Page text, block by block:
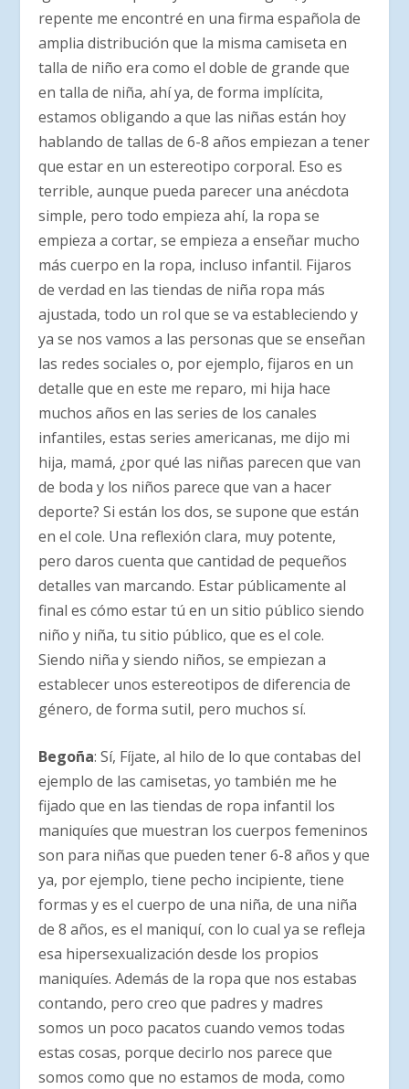
repente me encontré en una firma española de
amplia distribución que la misma camiseta en
talla de niño era como el doble de grande que
en talla de niña, ahí ya, de forma implícita,
estamos obligando a que las niñas están hoy
hablando de tallas de 6-8 años empiezan a tener
que estar en un estereotipo corporal. Eso es
terrible, aunque pueda parecer una anécdota
simple, pero todo empieza ahí, la ropa se
empieza a cortar, se empieza a enseñar mucho
más cuerpo en la ropa, incluso infantil. Fijaros
de verdad en las tiendas de niña ropa más
ajustada, todo un rol que se va estableciendo y
ya se nos vamos a las personas que se enseñan
las redes sociales o, por ejemplo, fijaros en un
detalle que en este me reparo, mi hija hace
muchos años en las series de los canales
infantiles, estas series americanas, me dijo mi
hija, mamá, ¿por qué las niñas parecen que van
de boda y los niños parece que van a hacer
deporte? Si están los dos, se supone que están
en el cole. Una reflexión clara, muy potente,
pero daros cuenta que cantidad de pequeños
detalles van marcando. Estar públicamente al
final es cómo estar tú en un sitio público siendo
niño y niña, tu sitio público, que es el cole.
Siendo niña y siendo niños, se empiezan a
establecer unos estereotipos de diferencia de
género, de forma sutil, pero muchos sí.
Begoña: Sí, Fíjate, al hilo de lo que contabas del
ejemplo de las camisetas, yo también me he
fijado que en las tiendas de ropa infantil los
maniquíes que muestran los cuerpos femeninos
son para niñas que pueden tener 6-8 años y que
ya, por ejemplo, tiene pecho incipiente, tiene
formas y es el cuerpo de una niña, de una niña
de 8 años, es el maniquí, con lo cual ya se refleja
esa hipersexualización desde los propios
maniquíes. Además de la ropa que nos estabas
contando, pero creo que padres y madres
somos un poco pacatos cuando vemos todas
estas cosas, porque decirlo nos parece que
somos como que no estamos de moda, como